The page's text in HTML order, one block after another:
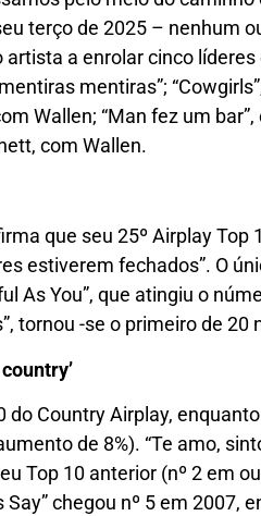
terço de 2025 – nenhum
a enrolar cinco
mentiras”;
Wallen; “Man fez um
com Wallen.
que seu 25º Airplay Top
estiverem fechados”. O
As You”, que atingiu o
tornou -se o primeiro de 20
Country Airplay,
de 8%). “Te amo,
Top 10 anterior (nº 2 em
chegou nº 5 em 2007,